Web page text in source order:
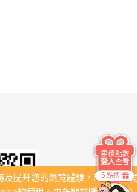
提升您的瀏覽體驗，若繼續瀏
5 點換
累積點數
登入查看